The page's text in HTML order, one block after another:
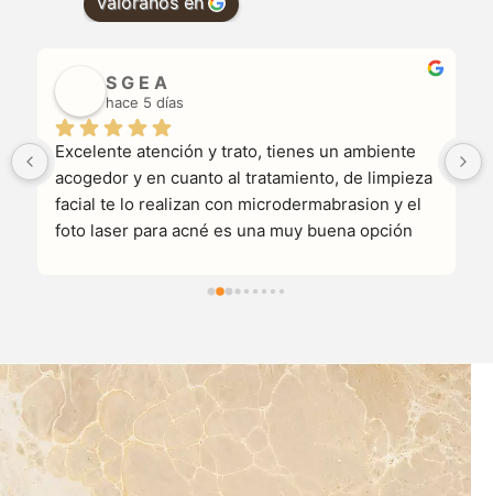
S G E A
hace 5 días
Excelente atención y trato, tienes un ambiente
acogedor y en cuanto al tratamiento, de limpieza
facial te lo realizan con microdermabrasion y el
foto laser para acné es una muy buena opción
sesión.Otro punto importante a tratar es su
primer momento y dependiendo tu evolución te
va. Recomendando otros tipos de tratamientos.